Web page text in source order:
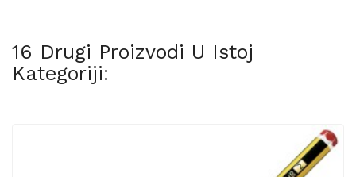
16 Drugi Proizvodi U Istoj
Kategoriji: